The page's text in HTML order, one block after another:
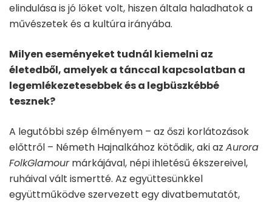
elindulása is jó löket volt, hiszen általa haladhatok a
művészetek és a kultúra irányába.
Milyen eseményeket tudnál kiemelni az
életedből, amelyek a tánccal kapcsolatban a
legemlékezetesebbek és a legbüszkébbé
tesznek?
A legutóbbi szép élményem – az őszi korlátozások
előttről – Németh Hajnalkához kötődik, aki az Aurora
FolkGlamourmárkájával, népi ihletésű ékszereivel,
ruháival vált ismertté. Az együttesünkkel
együttműködve szervezett egy divatbemutatót,